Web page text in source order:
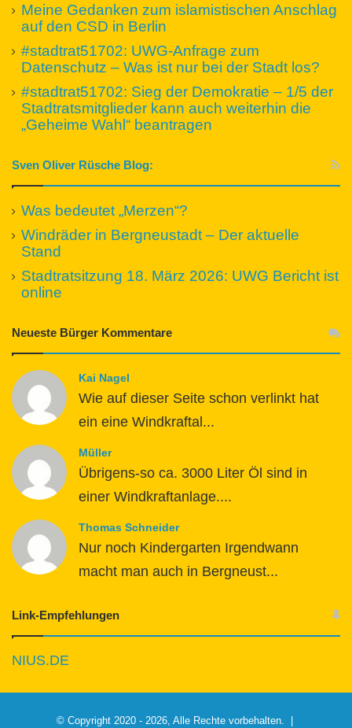
Meine Gedanken zum islamistischen Anschlag
auf den CSD in Berlin
#stadtrat51702: UWG-Anfrage zum
Datenschutz – Was ist nur bei der Stadt los?
#stadtrat51702: Sieg der Demokratie – 1/5 der
Stadtratsmitglieder kann auch weiterhin die
„Geheime Wahl“ beantragen
Sven Oliver Rüsche Blog:
Was bedeutet „Merzen“?
Windräder in Bergneustadt – Der aktuelle
Stand
Stadtratsitzung 18. März 2026: UWG Bericht ist
online
Neueste Bürger Kommentare
Kai Nagel
Wie auf dieser Seite schon verlinkt hat
ein eine Windkraftal...
Müller
Übrigens-so ca. 3000 Liter Öl sind in
einer Windkraftanlage....
Thomas Schneider
Nur noch Kindergarten Irgendwann
macht man auch in Bergneust...
Link-Empfehlungen
NIUS.DE
© Copyright 2020 - 2026, Alle Rechte vorbehalten. |